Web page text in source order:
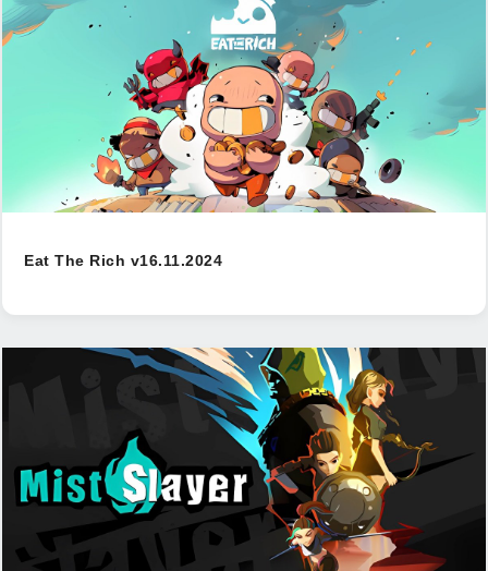
Eat The Rich v16.11.2024